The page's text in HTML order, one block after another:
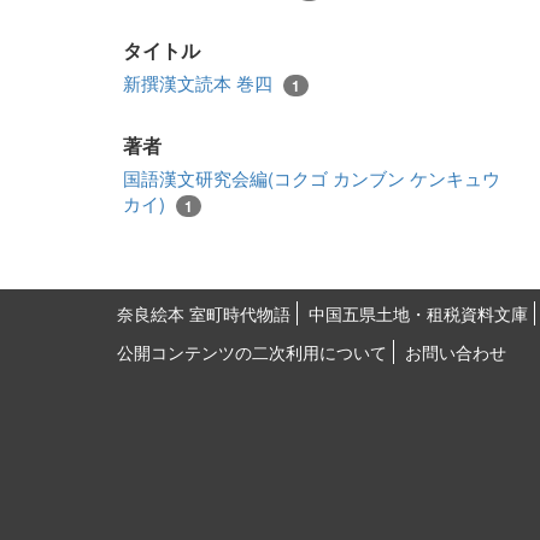
タイトル
新撰漢文読本 巻四 1
著者
国語漢文研究会編(コクゴ カンブン ケンキュウ
カイ)
1
奈良絵本 室町時代物語 中国五県土地・租税資料文庫
公開コンテンツの二次利用について
お問い合わせ